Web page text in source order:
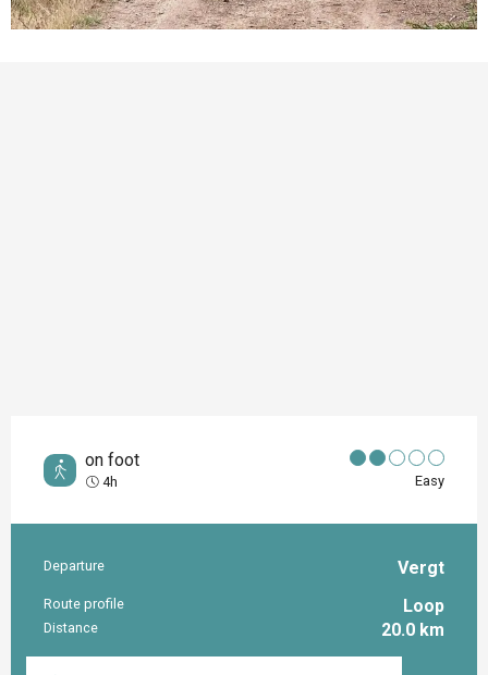
on foot
4h Easy
Practical information
Departure Vergt
Route profile Loop
Distance 20.0 km